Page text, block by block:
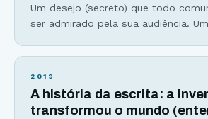
Um desejo (secreto) que todo
ser admirado pela sua audiência.
explicar. Esse efeito que vou
no Youtube)… … mas vamos manter
2019
A história da escrita: a
transformou o mundo